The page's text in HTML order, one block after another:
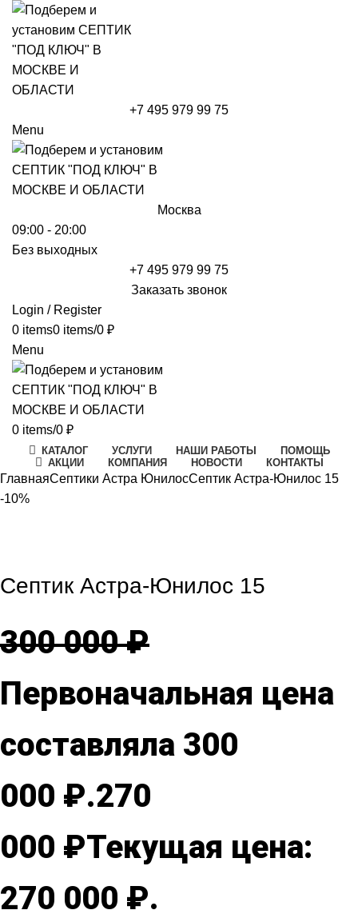
+7 495 979 99 75
Menu
Москва
09:00 - 20:00
Без выходных
+7 495 979 99 75
Заказать звонок
Login / Register
0 items0 items/0 ₽
Menu
0 items/0 ₽
КАТАЛОГ УСЛУГИ НАШИ РАБОТЫ
ПОМОЩЬ
АКЦИИ
КОМПАНИЯ НОВОСТИ КОНТАКТЫ
ГлавнаяСептики Астра ЮнилосСептик Астра-Юнилос 15
-10%
Септик Астра-Юнилос 15
300 000₽
Первоначальная цена
составляла 300
000 ₽.270
000 ₽Текущая цена:
270 000 ₽.